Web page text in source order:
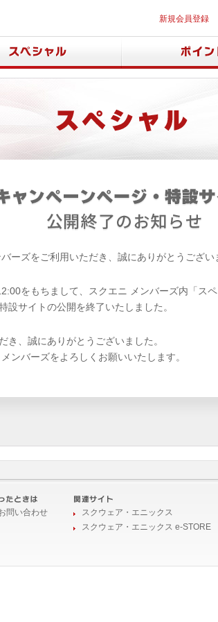
新規会員登録
ーズをご利用いただき、誠にありがとうござい
をもちまして、スクエニ メンバーズ内「ス
設サイトの公開を終了いたしました。
き、誠にありがとうございました。
ンバーズをよろしくお願いいたします。
問い合わせ
スクウェア・エニックス
スクウェア・エニックス e-STORE